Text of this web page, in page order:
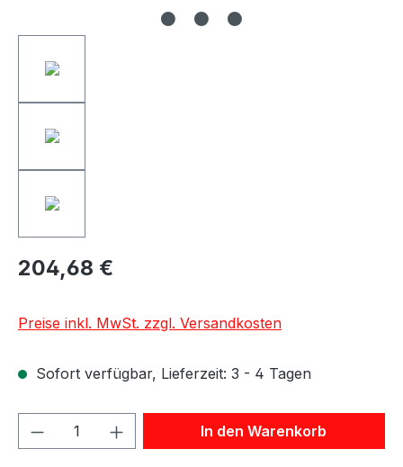
204,68 €
Preise inkl. MwSt. zzgl. Versandkosten
Sofort verfügbar, Lieferzeit: 3 - 4 Tagen
Produkt Anzahl: Gib denIn den Warenkorb